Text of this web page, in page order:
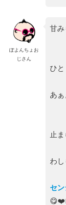
ぽよんちょお
じさん
甘み
ひと
あぁ
止
わ
セ